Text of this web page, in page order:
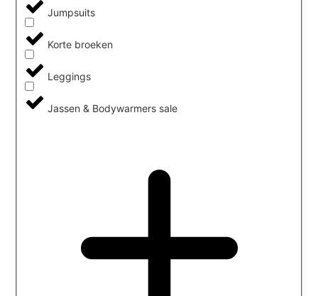
Jumpsuits
Korte broeken
Leggings
Jassen & Bodywarmers sale